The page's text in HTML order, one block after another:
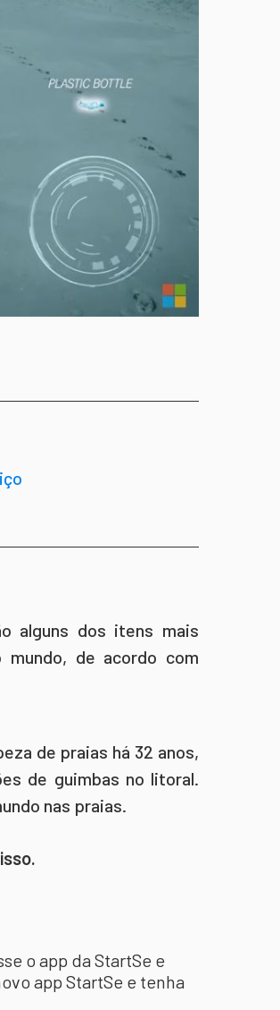
alguns dos itens mais
de acordo com
de praias há 32 anos,
de guimbas no litoral.
nas praias.
o app da StartSe e
app StartSe e tenha